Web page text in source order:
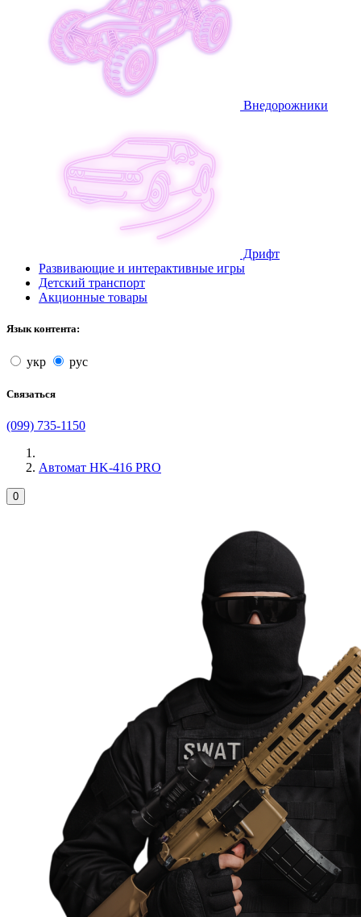
Внедорожники
Дрифт
Развивающие и интерактивные игры
Детский транспорт
Акционные товары
Язык контента:
укр рус
Связаться
(099) 735-1150
Автомат HK-416 PRO
0